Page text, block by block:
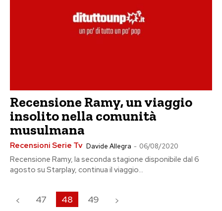
Recensione Ramy, un viaggio
insolito nella comunità
musulmana
Recensioni Serie Tv Davide Allegra - 06/08/2020
Recensione Ramy, la seconda stagione disponibile dal 6
agosto su Starplay, continua il viaggio...
47 48 49